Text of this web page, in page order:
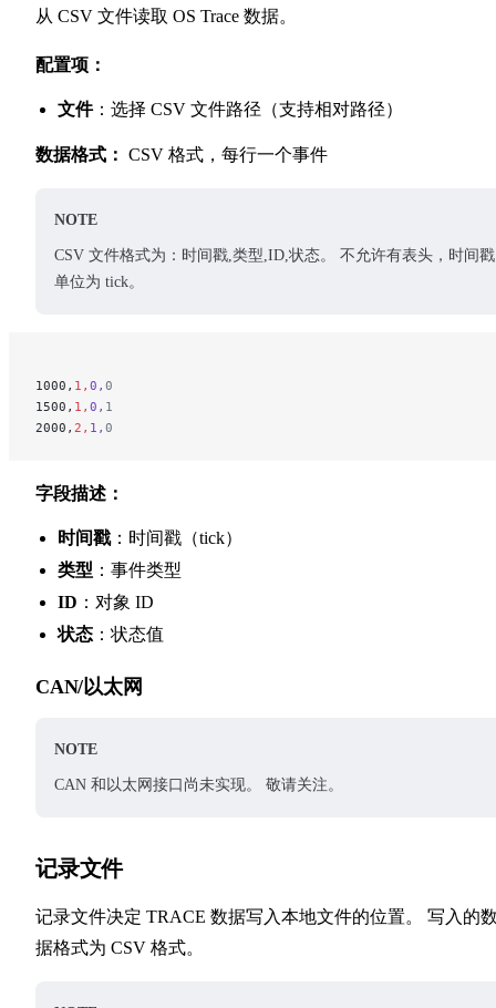
从 CSV 文件读取 OS Trace 数据。
配置项：
文件：选择 CSV 文件路径（支持相对路径）
数据格式： CSV 格式，每行一个事件
NOTE
CSV 文件格式为：时间戳,类型,ID,状态。 不允许有表头，时间戳
单位为 tick。
1000, 1, 0, 0
1500, 1, 0, 1
2000, 2, 1, 0
字段描述：
时间戳：时间戳（tick）
类型 ：事件类型
ID ：对象 ID
状态 ：状态值
CAN/以太网
NOTE
CAN 和以太网接口尚未实现。 敬请关注。
记录文件
记录文件决定 TRACE 数据写入本地文件的位置。 写入的
据格式为 CSV 格式。